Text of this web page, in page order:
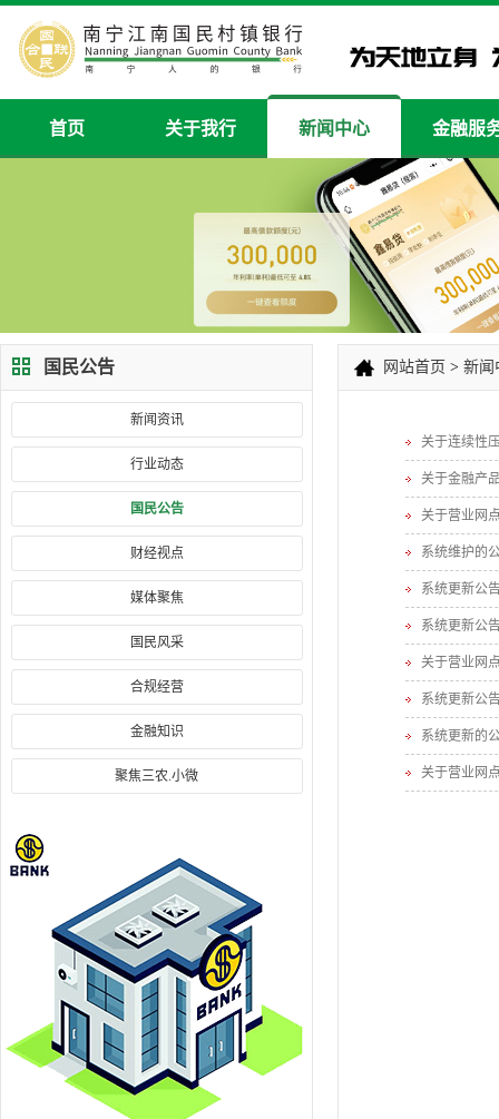
首页 关于我行 新闻中心 金融服
国民公告
新闻资讯
行业动态
国民公告
财经视点
媒体聚焦
国民风采
合规经营
金融知识
聚焦三农.小微
网站首页 > 新闻
关于连续性
关于金融产
关于营业网
系统维护的
系统更新公
系统更新公
关于营业网
系统更新公
系统更新的
关于营业网